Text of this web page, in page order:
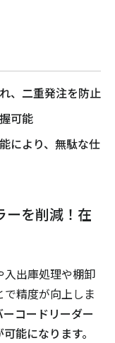
、二重発注を防止
可能
により、無駄な仕
ーを削減！在
入出庫処理や棚卸
精度が向上しま
コードリーダー
能になります。